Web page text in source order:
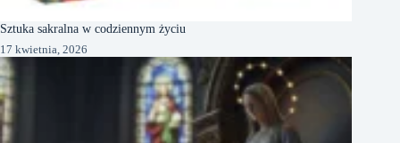
Sztuka sakralna w codziennym życiu
17 kwietnia, 2026